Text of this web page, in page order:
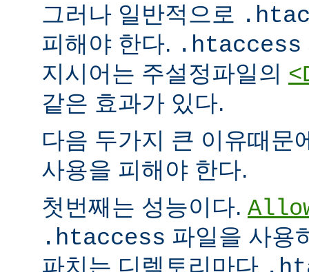
그러나 일반적으로
피해야 한다. .htaccess
지시어는 주설정파일의
같은 효과가 있다.
다음 두가지 큰 이유때문
사용을 피해야 한다.
첫번째는 성능이다.
.htaccess 파일을 사용
파치는 디렉토리마다